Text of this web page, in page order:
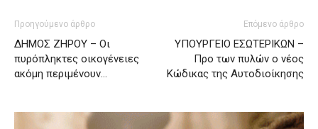
Προηγούμενο άρθρο
ΔΗΜΟΣ ΖΗΡΟΥ – Οι
πυρόπληκτες οικογένειες
ακόμη περιμένουν…
Επόμενο άρθρο
ΥΠΟΥΡΓΕΙΟ ΕΣΩΤΕΡΙΚΩΝ –
Προ των πυλών ο νέος
Κώδικας της Αυτοδιοίκησης